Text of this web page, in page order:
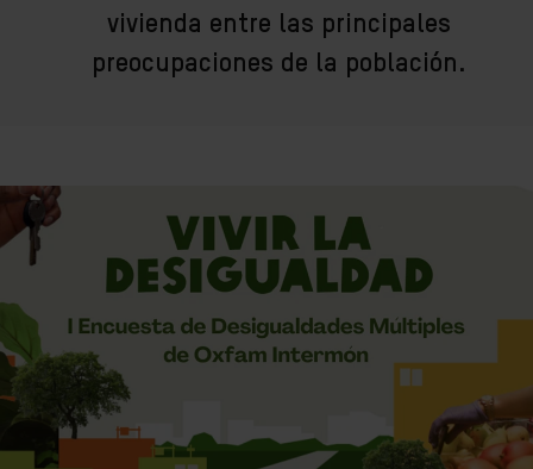
vivienda entre las principales
preocupaciones de la población.